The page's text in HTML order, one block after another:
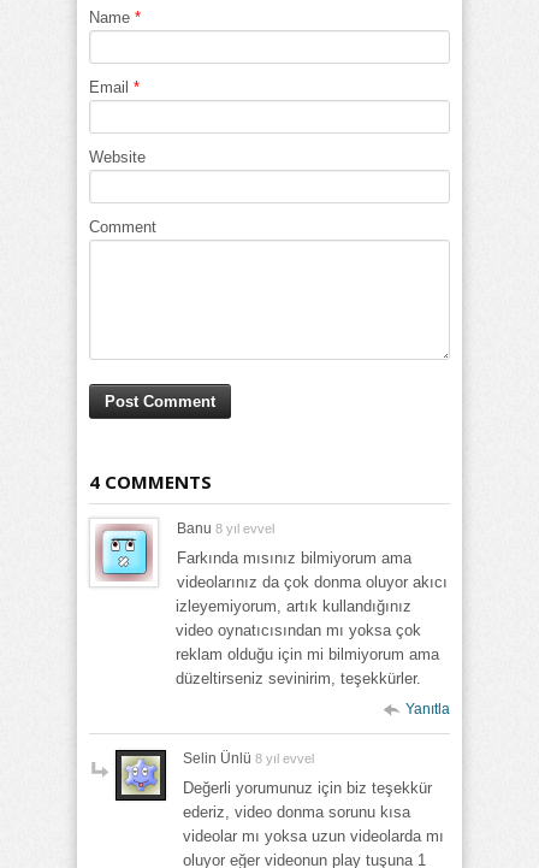
Name *
Email *
Website
Comment
4 COMMENTS
Banu 8 yıl evvel
Farkında mısınız bilmiyorum ama
videolarınız da çok donma oluyor akıcı
izleyemiyorum, artık kullandığınız
video oynatıcısından mı yoksa çok
reklam olduğu için mi bilmiyorum ama
düzeltirseniz sevinirim, teşekkürler.
Yanıtla
Selin Ünlü 8 yıl evvel
Değerli yorumunuz için biz teşekkür
ederiz, video donma sorunu kısa
videolar mı yoksa uzun videolarda mı
oluyor eğer videonun play tuşuna 1